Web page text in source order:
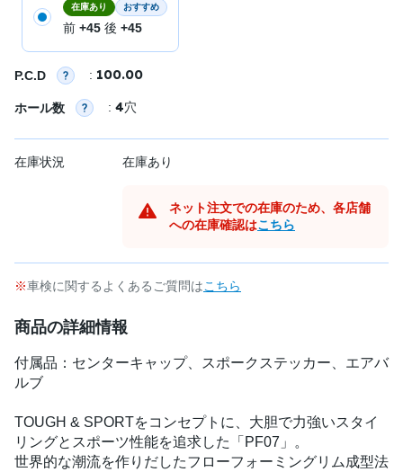
在庫あり おすすめ
前 +45 後 +45
P.C.D : 100.00
ホール数 : 4穴
在庫状況 在庫あり
ネット注文での在庫のため、各店舗
への在庫確認はこちら
車検に関するよくあるご質問はこちら
商品の詳細情報
付属品：センターキャップ、スポークステッカー、エアバ
ルブ
TOUGH & SPORTをコンセプトに、大胆で力強いスタイ
リングとスポーツ性能を追求した「PF07」。
世界的な潮流を作りだしたフローフォーミングリム成型法